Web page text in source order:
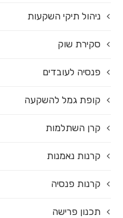
ניהול תיקי השקעות
סקירת שוק
פנסיה לעובדים
קופת גמל להשקעה
קרן השתלמות
קרנות נאמנות
קרנות פנסיה
תכנון פרישה